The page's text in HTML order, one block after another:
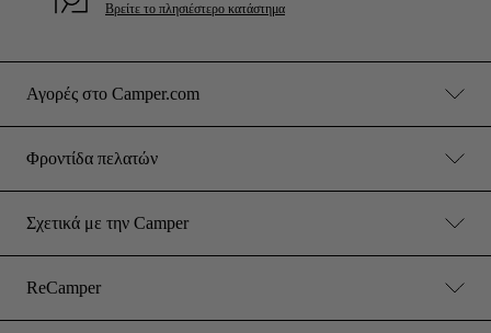
Αγορές στο Camper.com
Φροντίδα πελατών
Σχετικά με την Camper
ReCamper
Βρείτε το πλησιέστερο κατάστημα